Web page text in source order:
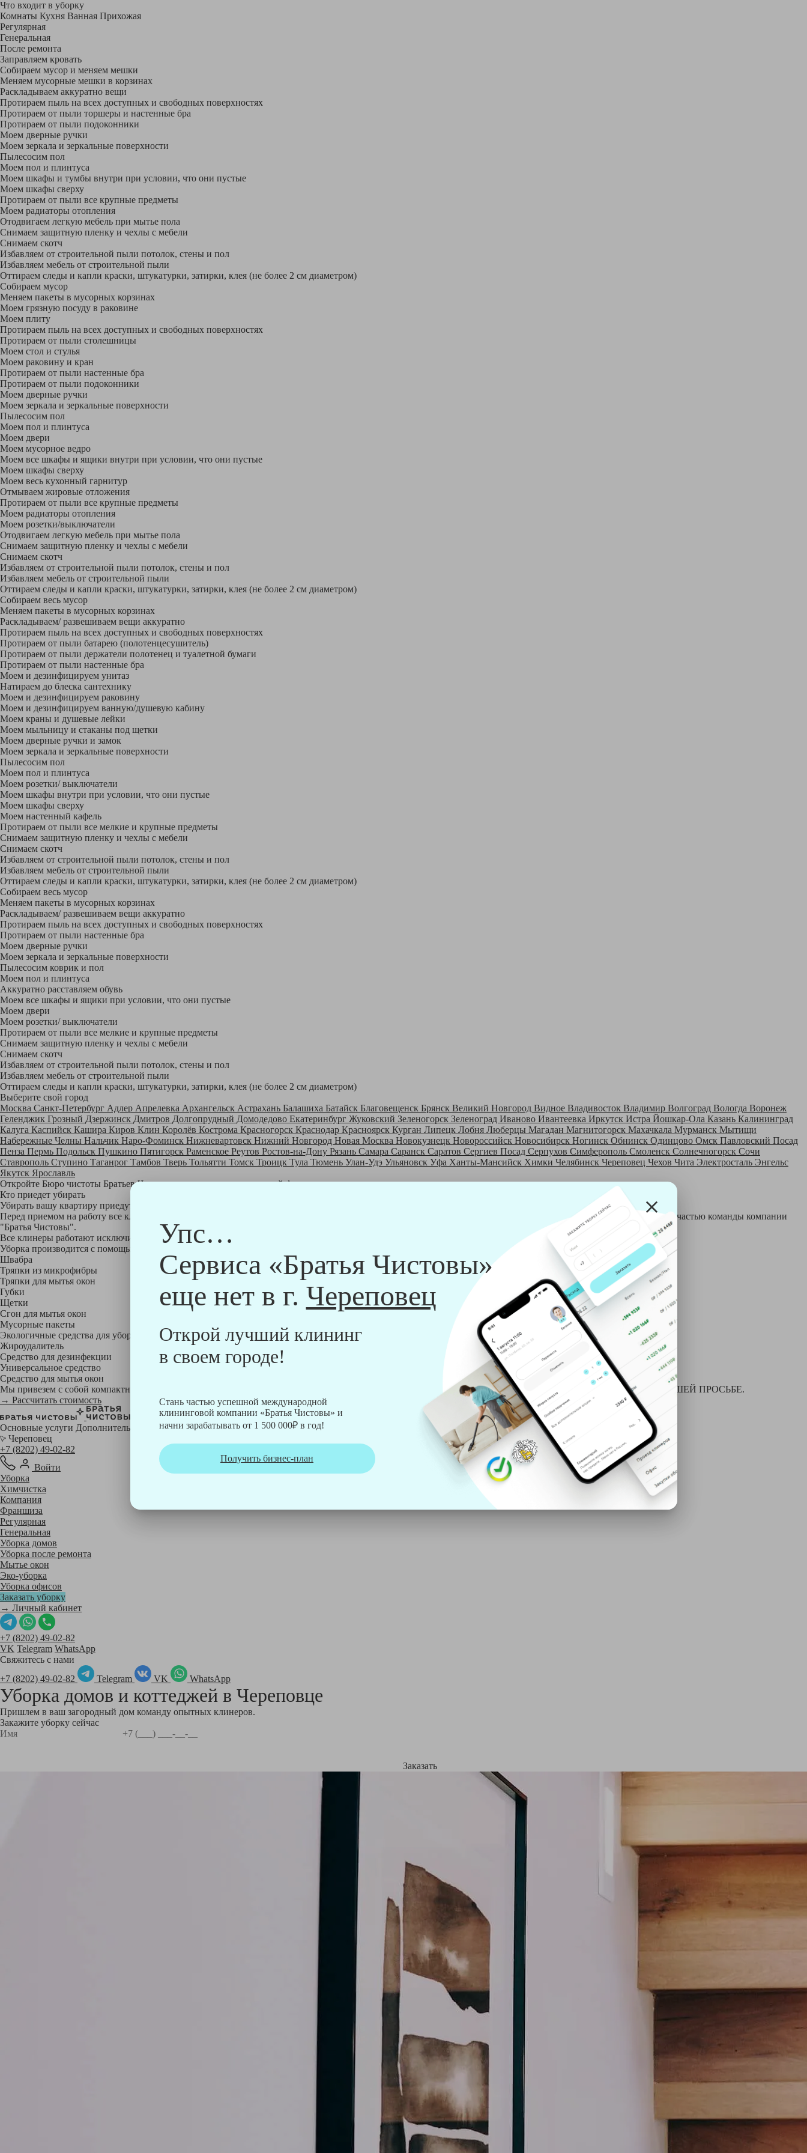
Упс…
Сервиса «Братья Чистовы»
еще нет в г. Череповец
Открой лучший клининг
в своем городе!
Стань частью успешной международной
клининговой компании «Братья Чистовы» и
начни зарабатывать от 1 500 000₽ в год!
Получить бизнес-план
Что входит в уборку
Регу­лярная
Гене­ральная
После ремонта
Заправляем кровать
Собираем мусор и меняем мешки
Меняем мусорные мешки в корзинах
Раскладываем аккуратно вещи
Протираем пыль на всех доступных и свободных поверхностях
Протираем от пыли торшеры и настенные бра
Протираем от пыли подоконники
Моем дверные ручки
Моем зеркала и зеркальные поверхности
Пылесосим пол
Моем пол и плинтуса
Моем шкафы и тумбы внутри при условии, что они пустые
Моем шкафы сверху
Протираем от пыли все крупные предметы
Моем радиаторы отопления
Отодвигаем легкую мебель при мытье пола
Снимаем защитную пленку и чехлы с мебели
Снимаем скотч
Избавляем от строительной пыли потолок, стены и пол
Избавляем мебель от строительной пыли
Оттираем следы и капли краски, штукатурки, затирки, клея (не более 2 см диаметром)
Собираем мусор
Меняем пакеты в мусорных корзинах
Моем грязную посуду в раковине
Моем плиту
Протираем пыль на всех доступных и свободных поверхностях
Протираем от пыли столешницы
Моем стол и стулья
Моем раковину и кран
Протираем от пыли настенные бра
Протираем от пыли подоконники
Моем дверные ручки
Моем зеркала и зеркальные поверхности
Пылесосим пол
Моем пол и плинтуса
Моем двери
Моем мусорное ведро
Моем все шкафы и ящики внутри при условии, что они пустые
Моем шкафы сверху
Моем весь кухонный гарнитур
Отмываем жировые отложения
Протираем от пыли все крупные предметы
Моем радиаторы отопления
Моем розетки/выключатели
Отодвигаем легкую мебель при мытье пола
Снимаем защитную пленку и чехлы с мебели
Снимаем скотч
Избавляем от строительной пыли потолок, стены и пол
Избавляем мебель от строительной пыли
Оттираем следы и капли краски, штукатурки, затирки, клея (не более 2 см диаметром)
Собираем весь мусор
Меняем пакеты в мусорных корзинах
Раскладываем/ развешиваем вещи аккуратно
Протираем пыль на всех доступных и свободных поверхностях
Протираем от пыли батарею (полотенцесушитель)
Протираем от пыли держатели полотенец и туалетной бумаги
Протираем от пыли настенные бра
Моем и дезинфицируем унитаз
Натираем до блеска сантехнику
Моем и дезинфицируем раковину
Моем и дезинфицируем ванную/душевую кабину
Моем краны и душевые лейки
Моем мыльницу и стаканы под щетки
Моем дверные ручки и замок
Моем зеркала и зеркальные поверхности
Пылесосим пол
Моем пол и плинтуса
Моем розетки/ выключатели
Моем шкафы внутри при условии, что они пустые
Моем шкафы сверху
Моем настенный кафель
Протираем от пыли все мелкие и крупные предметы
Снимаем защитную пленку и чехлы с мебели
Снимаем скотч
Избавляем от строительной пыли потолок, стены и пол
Избавляем мебель от строительной пыли
Оттираем следы и капли краски, штукатурки, затирки, клея (не более 2 см диаметром)
Собираем весь мусор
Меняем пакеты в мусорных корзинах
Раскладываем/ развешиваем вещи аккуратно
Протираем пыль на всех доступных и свободных поверхностях
Протираем от пыли настенные бра
Моем дверные ручки
Моем зеркала и зеркальные поверхности
Пылесосим коврик и пол
Моем пол и плинтуса
Аккуратно расставляем обувь
Моем все шкафы и ящики при условии, что они пустые
Моем двери
Моем розетки/ выключатели
Протираем от пыли все мелкие и крупные предметы
Снимаем защитную пленку и чехлы с мебели
Снимаем скотч
Избавляем от строительной пыли потолок, стены и пол
Избавляем мебель от строительной пыли
Оттираем следы и капли краски, штукатурки, затирки, клея (не более 2 см диаметром)
Выберите свой город
Москва Санкт-Петербург Адлер Апрелевка Архангельск Астрахань Балашиха Батайск Благовещенск Брянск Великий Новгород Видное Владивосток Владимир Волгоград Вологда Воронеж
Геленджик Грозный Дзержинск Дмитров Долгопрудный Домодедово Екатеринбург Жуковский Зеленогорск Зеленоград Иваново Ивантеевка Иркутск Истра Йошкар-Ола Казань Калининград
Калуга Каспийск Кашира Киров Клин Королёв Кострома Красногорск Краснодар Красноярск Курган Липецк Лобня Люберцы Магадан Магнитогорск Махачкала Мурманск Мытищи
Набережные Челны Нальчик Наро-Фоминск Нижневартовск Нижний Новгород Новая Москва Новокузнецк Новороссийск Новосибирск Ногинск Обнинск Одинцово Омск Павловский Посад
Пенза Пермь Подольск Пушкино Пятигорск Раменское Реутов Ростов-на-Дону Рязань Самара Саранск Саратов Сергиев Посад Серпухов Симферополь Смоленск Солнечногорск Сочи
Ставрополь Ступино Таганрог Тамбов Тверь Тольятти Томск Троицк Тула Тюмень Улан-Удэ Ульяновск Уфа Ханты-Мансийск Химки Челябинск Череповец Чехов Чита Электросталь Энгельс
Якутск Ярославль
Откройте Бюро чистоты Братьев Чистовых в своем городе понашей франшизе
Кто приедет убирать
Убирать вашу квартиру приедут профессионально обученные клинеры - русские девушки, в возрасте от 24 до 40 лет.
Перед приемом на работу все клинеры проходят аттестацию в нашем обучающем центре, а также проверку в службе безопасности и только после этого становятся частью команды компании
"Братья Чистовы".
Все клинеры работают исключительно в форме с логотипом компании "Братья Чистовы".
Уборка производится с помощью профессиональных технических и химический средств, которые наши клинеры привозят с собой:
Швабра
Тряпки из микрофибры
Тряпки для мытья окон
Губки
Щетки
Сгон для мытья окон
Мусорные пакеты
Экологичные средства для уборки немецкой марки Kiehl:
Жироудалитель
Средство для дезинфекции
Универсальное средство
Средство для мытья окон
Мы привезем с собой компактный профессиональный пылесос фирмы Soteco, а также утюг, ведро, парогенератор, аппарат для химчистки и многое другое ПО ВАШЕЙ ПРОСЬБЕ.
→ Рассчитать стоимость
Основные услуги Дополнительные
Череповец
+7 (8202) 49-02-82
Войти
Уборка
Химчистка
Компания
Франшиза
Регулярная
Генеральная
Уборка домов
Уборка после ремонта
Мытье окон
Эко-уборка
Уборка офисов
Заказать уборку
→ Личный кабинет
+7 (8202) 49-02-82
VK Telegram WhatsApp
Свяжитесь с нами
+7 (8202) 49-02-82
Telegram VK WhatsApp
Уборка домов и коттеджей в Череповце
Пришлем в ваш загородный дом команду опытных клинеров.
Закажите уборку сейчас
Заказать